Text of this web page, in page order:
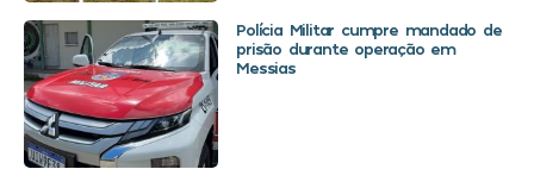
Polícia Militar cumpre mandado de
prisão durante operação em
Messias